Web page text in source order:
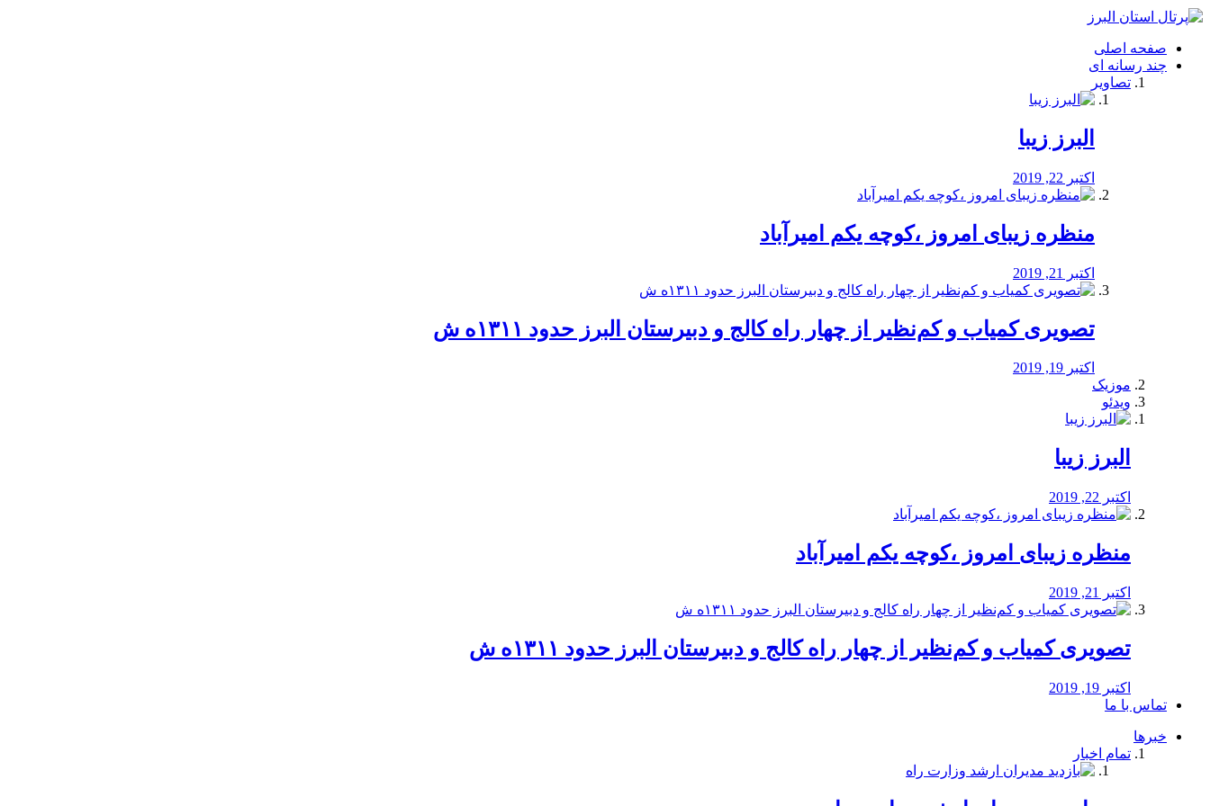
فصد
شرق
تهران
خشکشویی
صفحه اصلی
چند رسانه ای
تصاویر
البرز زیبا
اکتبر 22, 2019
منظره‌‌ زیبای امروز ،کوچه یکم امیرآباد
اکتبر 21, 2019
️تصویری کمیاب و کم‌نظیر از چهار راه كالج و دبيرستان البرز حدود ۱۳۱۱ه ش
اکتبر 19, 2019
موزیک
ویدئو
البرز زیبا
اکتبر 22, 2019
منظره‌‌ زیبای امروز ،کوچه یکم امیرآباد
اکتبر 21, 2019
️تصویری کمیاب و کم‌نظیر از چهار راه كالج و دبيرستان البرز حدود ۱۳۱۱ه ش
اکتبر 19, 2019
تماس با ما
خبرها
تمام اخبار